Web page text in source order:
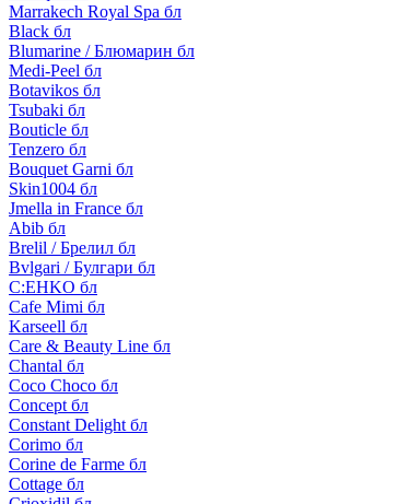
Marrakech Royal Spa бл
Black бл
Blumarine / Блюмарин бл
Medi-Peel бл
Botavikos бл
Tsubaki бл
Bouticle бл
Tenzero бл
Bouquet Garni бл
Skin1004 бл
Jmella in France бл
Abib бл
Brelil / Брелил бл
Bvlgari / Булгари бл
C:EHKO бл
Cafe Mimi бл
Karseell бл
Care & Beauty Line бл
Chantal бл
Coco Choco бл
Concept бл
Constant Delight бл
Corimo бл
Corine de Farme бл
Cottage бл